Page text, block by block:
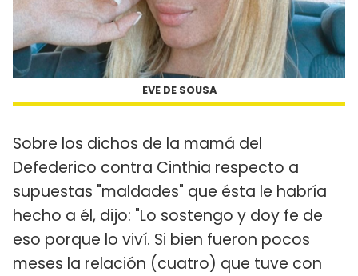
EVE DE SOUSA
Sobre los dichos de la mamá del
Defederico contra Cinthia respecto a
supuestas "maldades" que ésta le habría
hecho a él, dijo: "Lo sostengo y doy fe de
eso porque lo viví. Si bien fueron pocos
meses la relación (cuatro) que tuve con